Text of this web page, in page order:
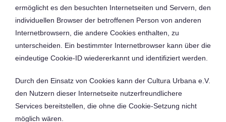
ermöglicht es den besuchten Internetseiten und Servern, den
individuellen Browser der betroffenen Person von anderen
Internetbrowsern, die andere Cookies enthalten, zu
unterscheiden. Ein bestimmter Internetbrowser kann über die
eindeutige Cookie-ID wiedererkannt und identifiziert werden.
Durch den Einsatz von Cookies kann der Cultura Urbana e.V.
den Nutzern dieser Internetseite nutzerfreundlichere
Services bereitstellen, die ohne die Cookie-Setzung nicht
möglich wären.